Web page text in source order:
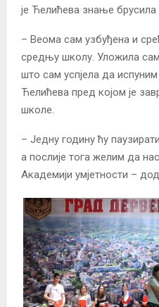
је Ћелићева знање брусила
– Веома сам узбуђена и
средњу школу. Уложила
што сам успјела да
Ћелићева пред којом је
школе.
– Једну годину ћу
а послије тога желим да
Академији умјетности –